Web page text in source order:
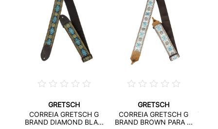
GRETSCH
CORREIA GRETSCH G
BRAND DIAMOND BLA...
GRETSCH
CORREIA GRETSCH G
BRAND BROWN PARA ...